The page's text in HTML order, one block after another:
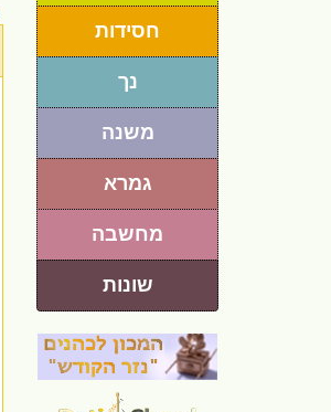
חסידות
נך
משנה
גמרא
מחשבה
שונות